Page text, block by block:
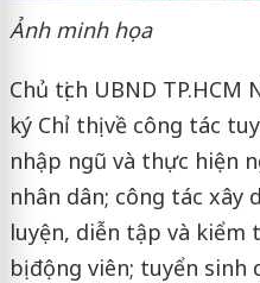
Ảnh minh họa
Chủ tịch UBND
ký Chỉ thị về công tác
nhập ngũ và thực hiện
nhân dân; công tác xây
luyện, diễn tập và kiểm
bị động viên; tuyển sinh